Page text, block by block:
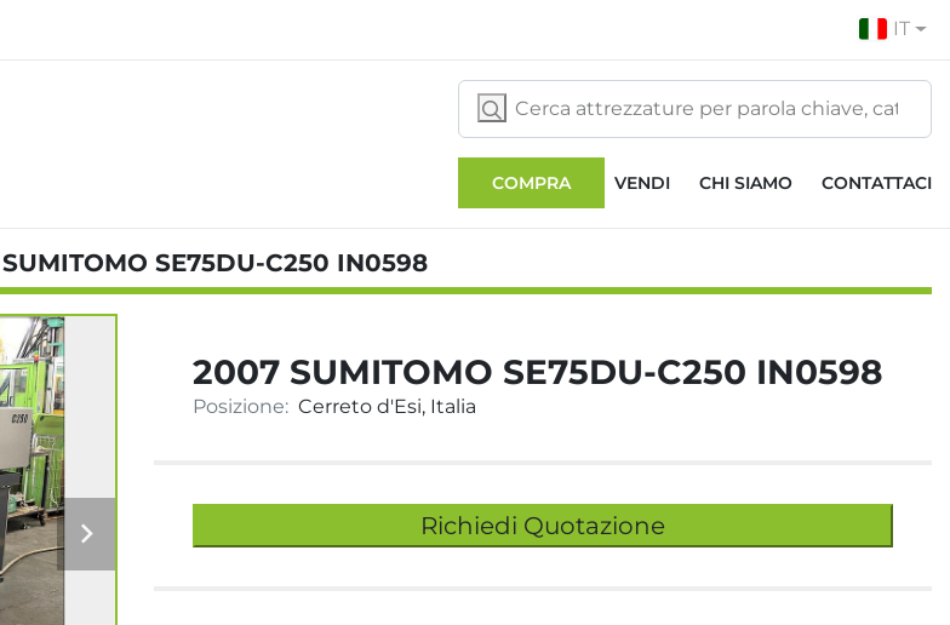
IT
COMPRA VENDI CHI SIAMO CONTATTACI
SE75DU-C250 IN0598
2007 SUMITOMO SE75DU-C250 IN0598
Posizione: Cerreto d'Esi, Italia
Richiedi Quotazione